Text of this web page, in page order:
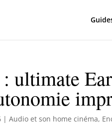
: ultimate
|Audio et son home cinéma,